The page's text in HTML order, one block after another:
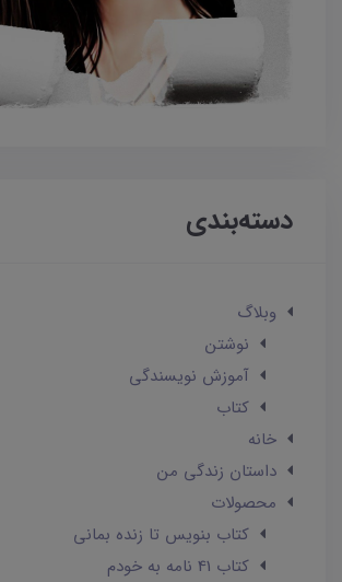
دسته‌بندی
وبلاگ
نوشتن
آموزش نویسندگی
کتاب
خانه
داستان زندگی من
محصولات
کتاب بنویس تا زنده بمانی
کتاب 41 نامه به خودم